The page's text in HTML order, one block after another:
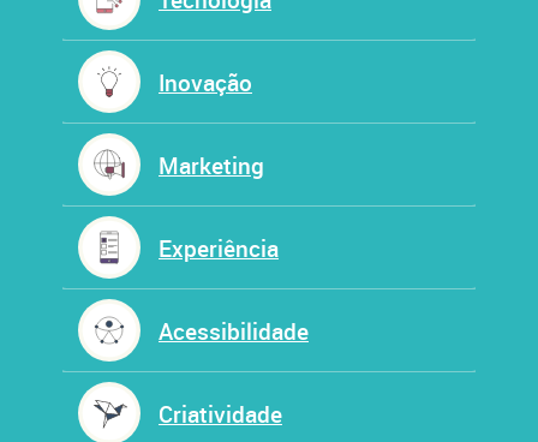
Inovação
Marketing
Experiência
Acessibilidade
Criatividade